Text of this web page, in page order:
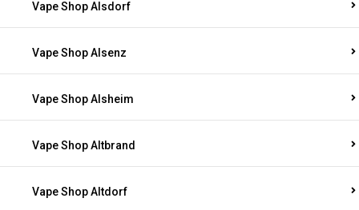
Vape Shop Alsdorf
Vape Shop Alsenz
Vape Shop Alsheim
Vape Shop Altbrand
Vape Shop Altdorf